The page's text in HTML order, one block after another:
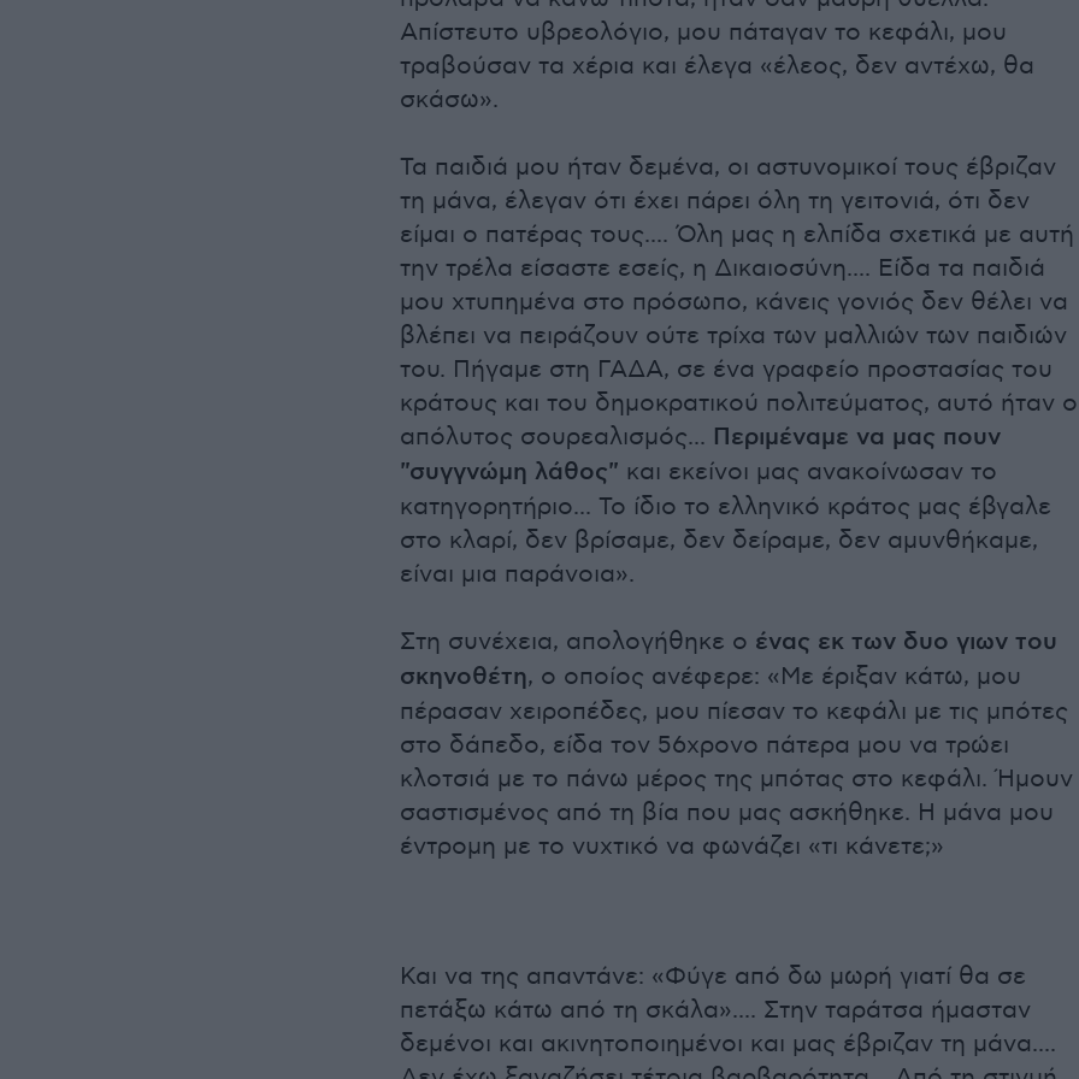
Απίστευτο υβρεολόγιο, μου πάταγαν το κεφάλι, μου
τραβούσαν τα χέρια και έλεγα «έλεος, δεν αντέχω, θα
σκάσω».
Τα παιδιά μου ήταν δεμένα, οι αστυνομικοί τους έβριζαν
τη μάνα, έλεγαν ότι έχει πάρει όλη τη γειτονιά, ότι δεν
είμαι ο πατέρας τους.... Όλη μας η ελπίδα σχετικά με αυτή
την τρέλα είσαστε εσείς, η Δικαιοσύνη.... Είδα τα παιδιά
μου χτυπημένα στο πρόσωπο, κάνεις γονιός δεν θέλει να
βλέπει να πειράζουν ούτε τρίχα των μαλλιών των παιδιών
του. Πήγαμε στη ΓΑΔΑ, σε ένα γραφείο προστασίας του
κράτους και του δημοκρατικού πολιτεύματος, αυτό ήταν ο
απόλυτος σουρεαλισμός... Περιμέναμε να μας πουν
"συγγνώμη λάθος" και εκείνοι μας ανακοίνωσαν το
κατηγορητήριο... Το ίδιο το ελληνικό κράτος μας έβγαλε
στο κλαρί, δεν βρίσαμε, δεν δείραμε, δεν αμυνθήκαμε,
είναι μια παράνοια».
Στη συνέχεια, απολογήθηκε ο ένας εκ των δυο γιων του
σκηνοθέτη, ο οποίος ανέφερε: «Με έριξαν κάτω, μου
πέρασαν χειροπέδες, μου πίεσαν το κεφάλι με τις μπότες
στο δάπεδο, είδα τον 56χρονο πάτερα μου να τρώει
κλοτσιά με το πάνω μέρος της μπότας στο κεφάλι. Ήμουν
σαστισμένος από τη βία που μας ασκήθηκε. Η μάνα μου
έντρομη με το νυχτικό να φωνάζει «τι κάνετε;»
Και να της απαντάνε: «Φύγε από δω μωρή γιατί θα σε
πετάξω κάτω από τη σκάλα».... Στην ταράτσα ήμασταν
δεμένοι και ακινητοποιημένοι και μας έβριζαν τη μάνα....